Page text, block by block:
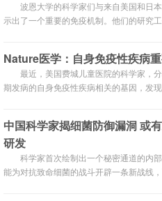
波恩大学的科学家们与来自美国和日
示出了一个重要的免疫机制。他们的研究
Nature医学：自身免疫性疾病
最近，美国费城儿童医院的科学家，
期发病的自身免疫性疾病相关的基因，发
中国科学家揭细菌防御漏洞 或
研发
科学家首次绘制出一个秘密通道的内
能为对抗致命细菌的战斗开辟一条新战线